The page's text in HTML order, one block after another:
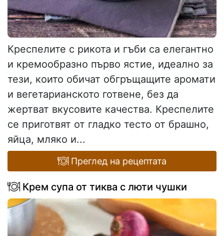
Креспелите с рикота и гъби са елегантно
и кремообразно първо ястие, идеално за
тези, които обичат обгръщащите аромати
и вегетарианското готвене, без да
жертват вкусовите качества. Креспелите
се приготвят от гладко тесто от брашно,
яйца, мляко и...
Преглед на рецептата
Крем супа от тиква с люти чушки